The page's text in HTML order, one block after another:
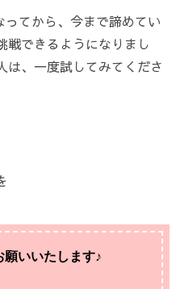
てから、今まで諦めてい
戦できるようになりまし
は、一度試してみてくださ
いいたします♪